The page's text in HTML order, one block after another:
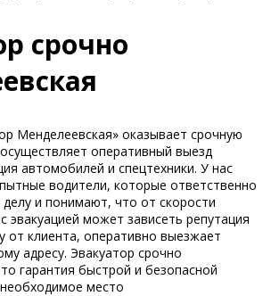
срочно
Менделеевская» оказывает срочную
оперативный выезд
автомобилей и спецтехники. У нас
водители, которые ответственно
и понимают, что от скорости
эвакуацией может зависеть репутация
от клиента, оперативно выезжает
адресу. Эвакуатор срочно
гарантия быстрой и безопасной
место